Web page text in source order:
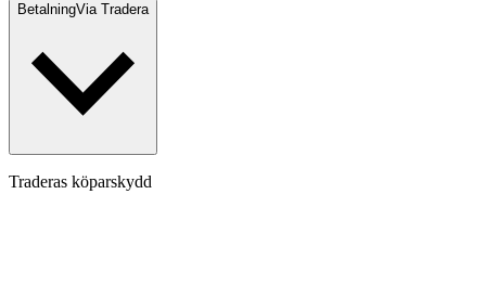
BetalningVia Tradera
Traderas köparskydd